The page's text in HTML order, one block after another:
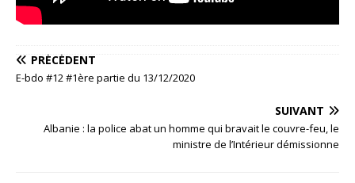
PRÉCÉDENT
E-bdo #12 #1ère partie du 13/12/2020
SUIVANT
Albanie : la police abat un homme qui bravait le couvre-feu, le
ministre de l’Intérieur démissionne